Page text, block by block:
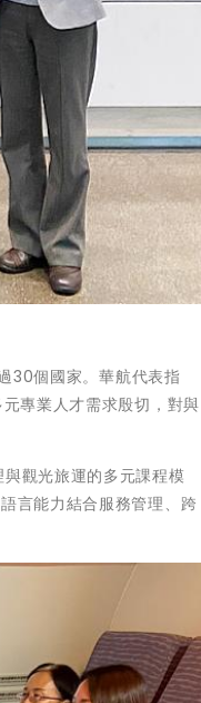
30個國家。華航代表指
專業人才需求殷切，對與
觀光旅運的多元課程模
言能力結合服務管理、跨